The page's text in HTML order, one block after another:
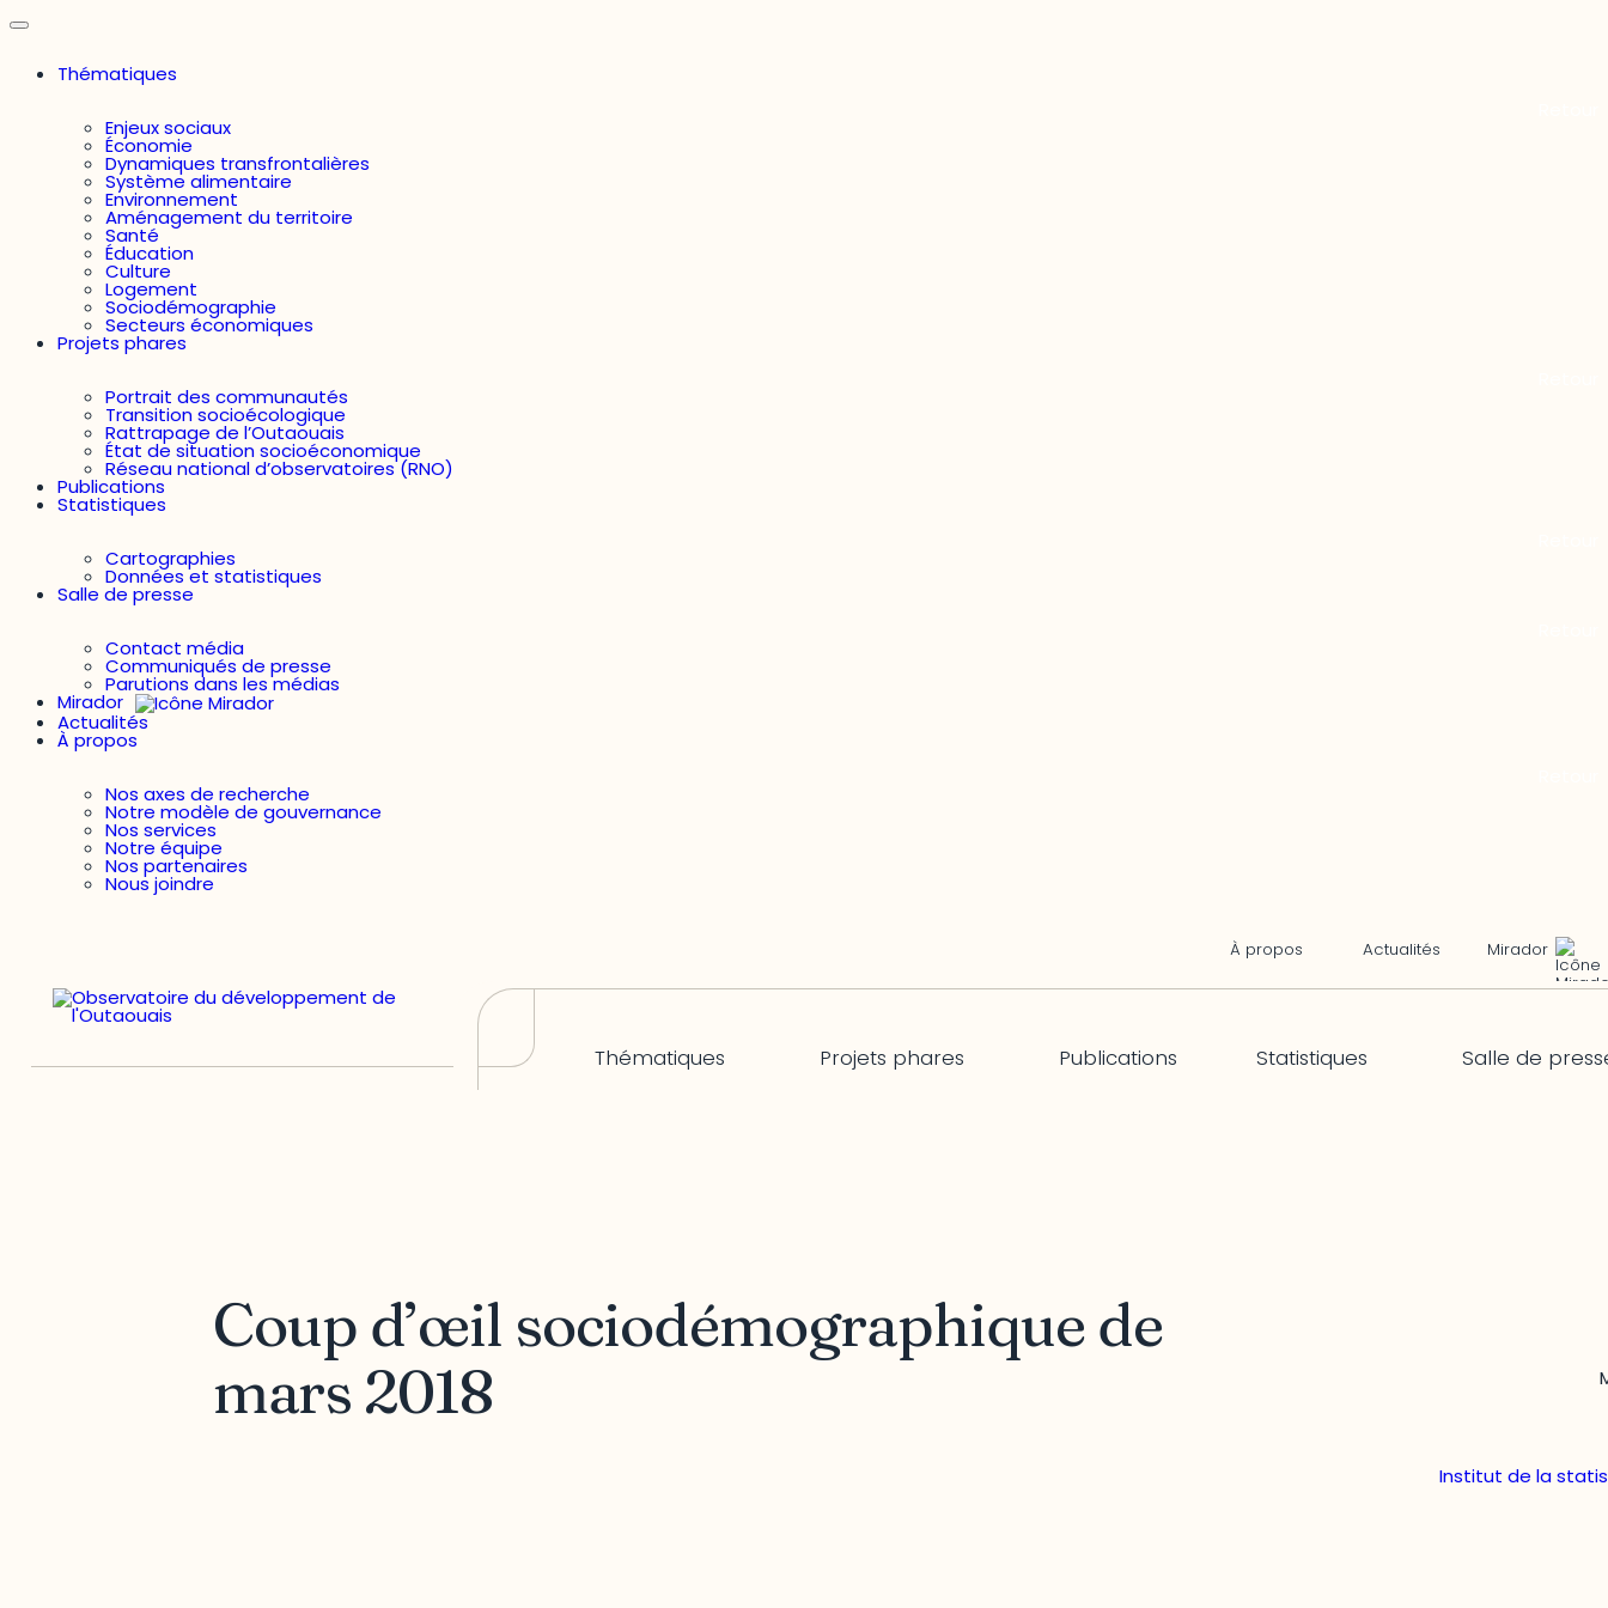
Thématiques
Enjeux sociaux
Économie
Dynamiques transfrontalières
Système alimentaire
Environnement
Aménagement du territoire
Santé
Éducation
Culture
Logement
Sociodémographie
Secteurs économiques
Projets phares
Portrait des communautés
Transition socioécologique
Rattrapage de l’Outaouais
État de situation socioéconomique
Réseau national d’observatoires (RNO)
Publications
Statistiques
Cartographies
Données et statistiques
Salle de presse
Contact média
Communiqués de presse
Parutions dans les médias
Mirador
Actualités
À propos
Nos axes de recherche
Notre modèle de gouvernance
Nos services
Notre équipe
Nos partenaires
Nous joindre
À propos Actualités Mirador
Thématiques Projets phares Publications Statistiques Salle de
Coup d’œil sociodémographique de
mars 2018
Institut de la